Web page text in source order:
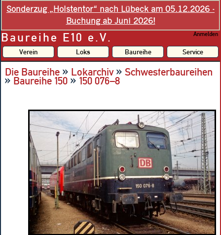
Sonderzug „Holstentor“ nach Lübeck am 05.12.2026 -
Buchung ab Juni 2026!
Baureihe E10 e.V. Anmelden
Verein Loks Baureihe Service
Die Baureihe » Lokarchiv» Schwesterbaureihen
»Baureihe 150 »150 076–8